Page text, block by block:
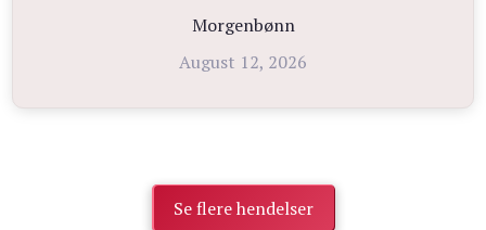
Morgenbønn
August 12, 2026
Se flere hendelser